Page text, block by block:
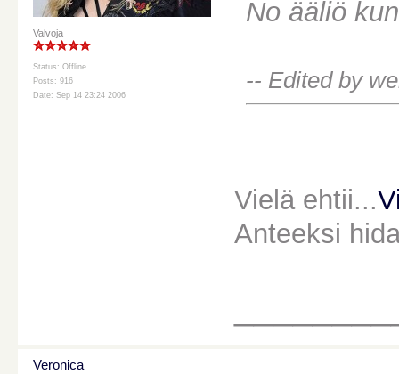
Valvoja
Status: Offline
Posts: 916
Date: Sep 14 23:24 2006
No ääliö
-- Edited by
Vielä ehtii...
Anteeksi
Veronica